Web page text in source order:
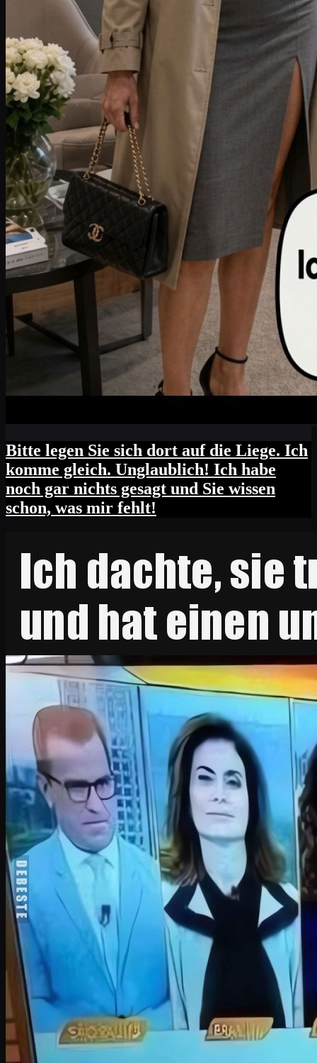
Bitte legen Sie sich dort auf die Liege. Ich
komme gleich. Unglaublich! Ich habe
noch gar nichts gesagt und Sie wissen
schon, was mir fehlt!